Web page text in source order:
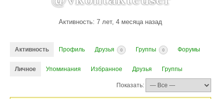
Активность: 7 лет, 4 месяца назад
Активность Профиль Друзья 0 Группы 0 Форумы
Личное Упоминания Избранное Друзья Группы
Показать: